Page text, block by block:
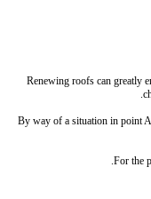
Renewing roofs can greatly
By way of a situation in point
For the